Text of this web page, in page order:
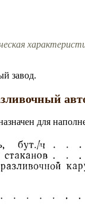
завод.
для